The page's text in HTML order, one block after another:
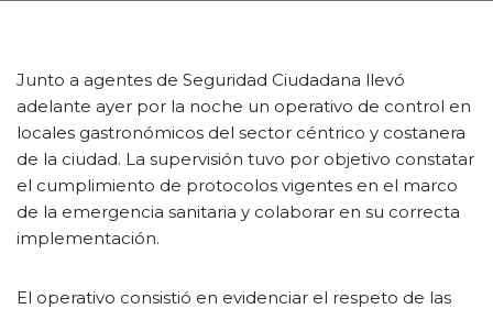
Junto a agentes de Seguridad Ciudadana llevó
adelante ayer por la noche un operativo de control en
locales gastronómicos del sector céntrico y costanera
de la ciudad. La supervisión tuvo por objetivo constatar
el cumplimiento de protocolos vigentes en el marco
de la emergencia sanitaria y colaborar en su correcta
implementación.
El operativo consistió en evidenciar el respeto de las